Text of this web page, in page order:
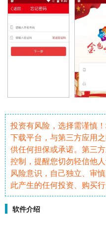
投资有风险，选择需谨慎
下载平台，与第三方应用
供任何担保或承诺。第三
控制，提醒您切勿轻信他
风险意识，自己独立、审
此产生的任何投资、购买行
软件介绍